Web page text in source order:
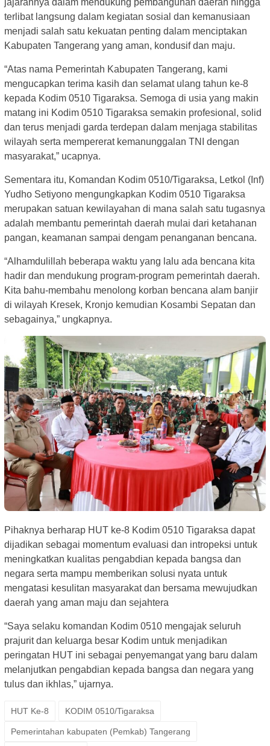
jajarannya dalam mendukung pembangunan daerah hingga
terlibat langsung dalam kegiatan sosial dan kemanusiaan
menjadi salah satu kekuatan penting dalam menciptakan
Kabupaten Tangerang yang aman, kondusif dan maju.
“Atas nama Pemerintah Kabupaten Tangerang, kami
mengucapkan terima kasih dan selamat ulang tahun ke-8
kepada Kodim 0510 Tigaraksa. Semoga di usia yang makin
matang ini Kodim 0510 Tigaraksa semakin profesional, solid
dan terus menjadi garda terdepan dalam menjaga stabilitas
wilayah serta mempererat kemanunggalan TNI dengan
masyarakat,” ucapnya.
Sementara itu, Komandan Kodim 0510/Tigaraksa, Letkol (Inf)
Yudho Setiyono mengungkapkan Kodim 0510 Tigaraksa
merupakan satuan kewilayahan di mana salah satu tugasnya
adalah membantu pemerintah daerah mulai dari ketahanan
pangan, keamanan sampai dengam penanganan bencana.
“Alhamdulillah beberapa waktu yang lalu ada bencana kita
hadir dan mendukung program-program pemerintah daerah.
Kita bahu-membahu menolong korban bencana alam banjir
di wilayah Kresek, Kronjo kemudian Kosambi Sepatan dan
sebagainya,” ungkapnya.
Pihaknya berharap HUT ke-8 Kodim 0510 Tigaraksa dapat
dijadikan sebagai momentum evaluasi dan intropeksi untuk
meningkatkan kualitas pengabdian kepada bangsa dan
negara serta mampu memberikan solusi nyata untuk
mengatasi kesulitan masyarakat dan bersama mewujudkan
daerah yang aman maju dan sejahtera
“Saya selaku komandan Kodim 0510 mengajak seluruh
prajurit dan keluarga besar Kodim untuk menjadikan
peringatan HUT ini sebagai penyemangat yang baru dalam
melanjutkan pengabdian kepada bangsa dan negara yang
tulus dan ikhlas,” ujarnya.
HUT Ke-8 KODIM 0510/Tigaraksa
Pemerintahan kabupaten (Pemkab) Tangerang